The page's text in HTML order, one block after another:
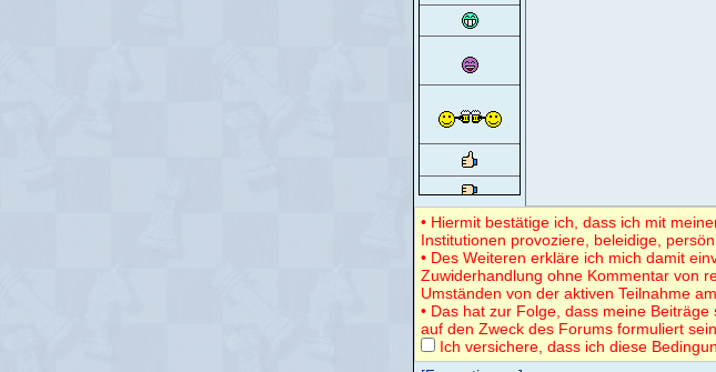
• Hiermit bestätige ich, dass ich mit
Institutionen provoziere, beleidige,
• Des Weiteren erkläre ich mich damit
Zuwiderhandlung ohne Kommentar von
Umständen von der aktiven Teilnahme
• Das hat zur Folge, dass meine
auf den Zweck des Forums formuliert
Ich versichere, dass ich diese